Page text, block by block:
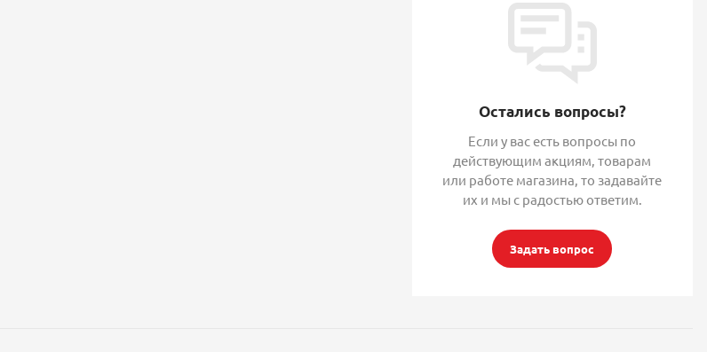
Остались вопросы?
Если у вас есть вопросы по
действующим акциям, товарам
или работе магазина, то задавайте
их и мы с радостью ответим.
Задать вопрос